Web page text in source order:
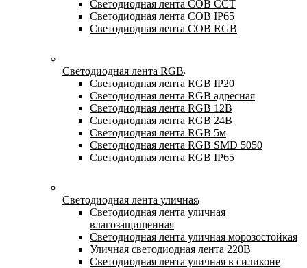
Светодиодная лента COB CCT
Светодиодная лента COB IP65
Светодиодная лента COB RGB
Светодиодная лента RGB
Светодиодная лента RGB IP20
Светодиодная лента RGB адресная
Светодиодная лента RGB 12В
Светодиодная лента RGB 24В
Светодиодная лента RGB 5м
Светодиодная лента RGB SMD 5050
Светодиодная лента RGB IP65
Светодиодная лента уличная
Светодиодная лента уличная
влагозащищенная
Светодиодная лента уличная морозостойкая
Уличная светодиодная лента 220В
Светодиодная лента уличная в силиконе